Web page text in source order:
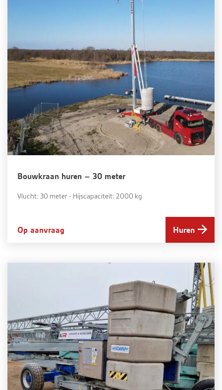
Bouwkraan huren – 30 meter
Vlucht: 30 meter - Hijscapaciteit: 2000 kg
Op aanvraag Huren